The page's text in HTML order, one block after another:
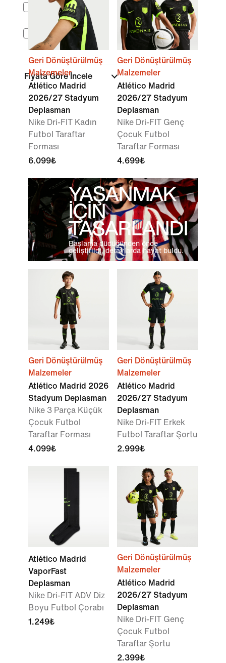
Küçük Çocuk (3-7
Genç Çocuk (7-15
yaş)
Fiyata Göre İncele
Geri Dönüştürülmüş
Malzemeler
Atlético Madrid
2026/27 Stadyum
Deplasman
Nike Dri-FIT Kadın
Futbol Taraftar
Forması
6.099₺
Geri Dönüştürülmüş
Malzemeler
Atlético Madrid
2026/27 Stadyum
Deplasman
Nike Dri-FIT Genç
Çocuk Futbol
Taraftar Forması
4.699₺
YAŞANMAK
İÇİN
TASARLANDI
Başlama düdüğünden önce
geliştirildi, detaylarda hayat buldu.
Geri Dönüştürülmüş
Malzemeler
Atlético Madrid 2026
Stadyum Deplasman
Nike 3 Parça Küçük
Çocuk Futbol
Taraftar Forması
4.099₺
Geri Dönüştürülmüş
Malzemeler
Atlético Madrid
2026/27 Stadyum
Deplasman
Nike Dri-FIT Erkek
Futbol Taraftar Şortu
2.999₺
Atlético Madrid
VaporFast
Deplasman
Nike Dri-FIT ADV Diz
Boyu Futbol Çorabı
1.249₺
Geri Dönüştürülmüş
Malzemeler
Atlético Madrid
2026/27 Stadyum
Deplasman
Nike Dri-FIT Genç
Çocuk Futbol
Taraftar Şortu
2.399₺